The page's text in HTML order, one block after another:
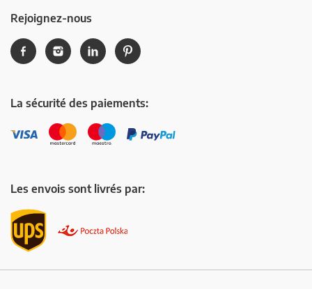
Rejoignez-nous
La sécurité des paiements:
Les envois sont livrés par: